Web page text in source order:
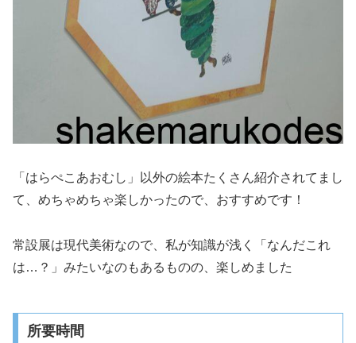
「はらぺこあおむし」以外の絵本たくさん紹介されてまし
て、めちゃめちゃ楽しかったので、おすすめです！
常設展は現代美術なので、私が知識が浅く「なんだこれ
は…？」みたいなのもあるものの、楽しめました
所要時間